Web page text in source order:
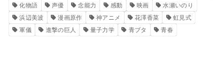
化物語
声優 念能力 感動 映画
水瀬いのり
浜辺美波
漫画原作 神アニメ 花澤香菜
虹見式
軍儀
進撃の巨人 量子力学 青ブタ 青春